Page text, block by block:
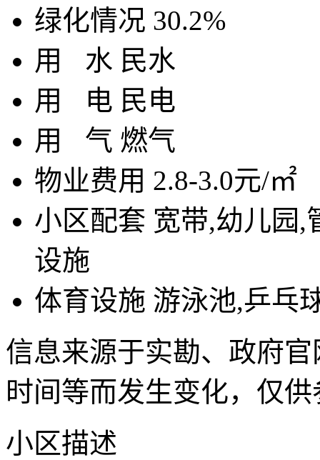
绿化情况 30.2%
用 水 民水
用
电 民电
用 气 燃气
物业费用 2.8-3.0元/㎡
小区配套 宽带,幼儿园,
设施
体育设施 游泳池,乒乓
信息来源于实勘、政府
时间等而发生变化，仅
小区描述